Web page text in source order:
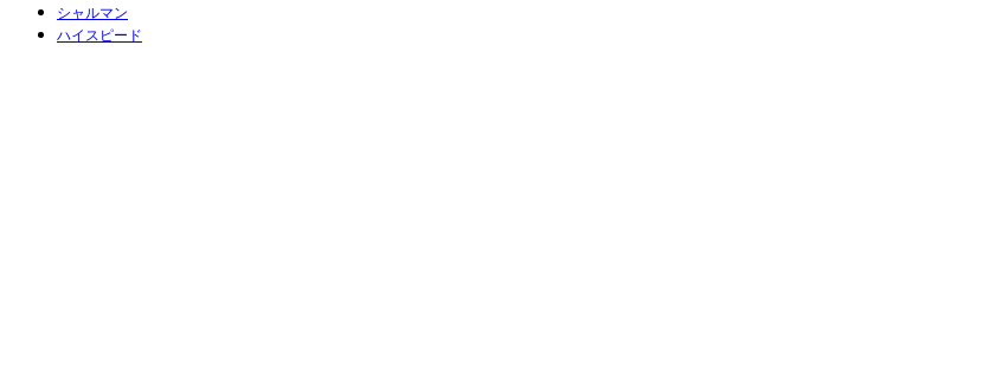
シャルマン
ハイスピード